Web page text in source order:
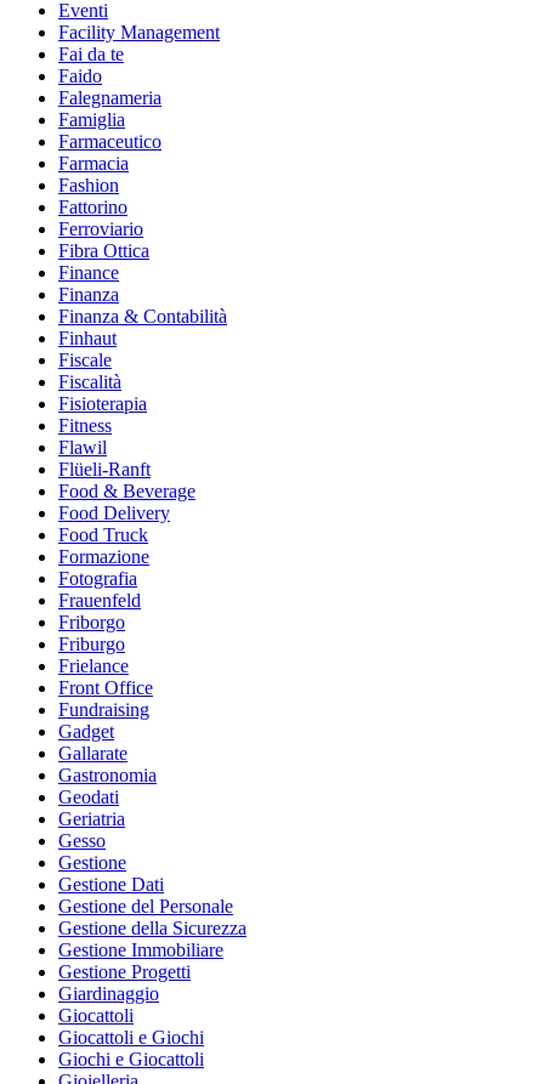
Eventi
Facility Management
Fai da te
Faido
Falegnameria
Famiglia
Farmaceutico
Farmacia
Fashion
Fattorino
Ferroviario
Fibra Ottica
Finance
Finanza
Finanza & Contabilità
Finhaut
Fiscale
Fiscalità
Fisioterapia
Fitness
Flawil
Flüeli-Ranft
Food & Beverage
Food Delivery
Food Truck
Formazione
Fotografia
Frauenfeld
Friborgo
Friburgo
Frielance
Front Office
Fundraising
Gadget
Gallarate
Gastronomia
Geodati
Geriatria
Gesso
Gestione
Gestione Dati
Gestione del Personale
Gestione della Sicurezza
Gestione Immobiliare
Gestione Progetti
Giardinaggio
Giocattoli
Giocattoli e Giochi
Giochi e Giocattoli